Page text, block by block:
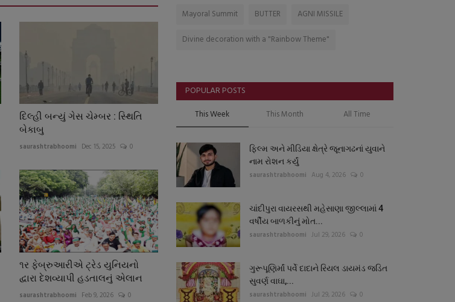
દિલ્હી બન્યું ગેસ ચેમ્બર : સ્થિતિ
બેકાબુ
saurashtrabhoomi Dec 15, 2025 0
૧ર ફેબ્રુઆરીએ ટ્રેડ યુનિયનો
દ્વારા દેશવ્યાપી હડતાલનું એલાન
saurashtrabhoomi Feb 9, 2026 0
Mayoral Summit
BUTTER
AGNI MISSILE
Divine decoration with a "Rainbow Theme"
POPULAR POSTS
This Week This Month All Time
ફિલ્મ અને મીડિયા ક્ષેત્રે જૂનાગઢનાં યુવાને
નામ રોશન કર્યું
saurashtrabhoomi Aug 4, 2026 0
ચાંદીપુરા વાયરસથી મહેસાણા જીલ્લામાં 4
વર્ષીય બાળકીનું મોત...
saurashtrabhoomi Jul 29, 2026 0
ગુરૂપૂણિર્માં પર્વે દાદાને રિયલ ડાયમંડ જડિત
સુવર્ણ વાઘા,...
saurashtrabhoomi Jul 29, 2026 0